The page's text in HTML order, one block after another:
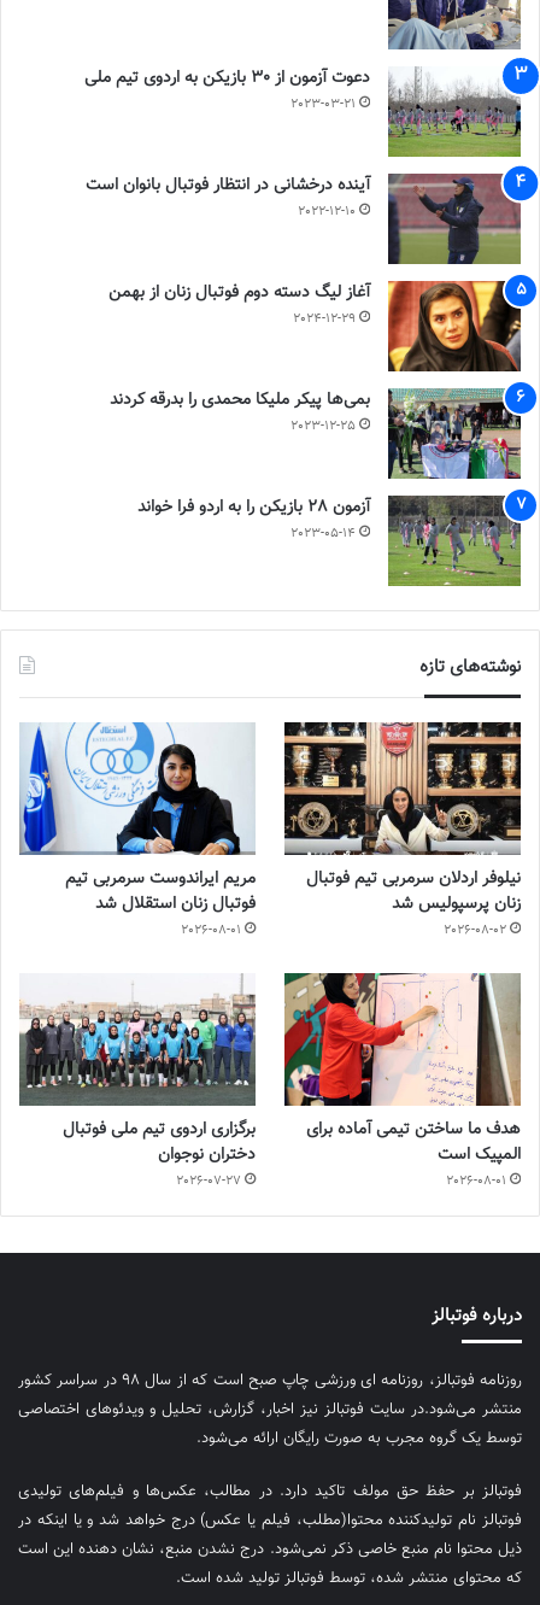
دعوت آزمون از 30 بازیکن به اردوی تیم ملی
2023-03-21
آینده درخشانی در انتظار فوتبال بانوان است
2022-12-10
آغاز لیگ دسته دوم فوتبال زنان از بهمن
2024-12-29
بمی‌ها پیکر ملیکا محمدی را بدرقه کردند
2023-12-25
آزمون 28 بازیکن را به اردو فرا خواند
2023-05-14
نوشته‌های تازه
نیلوفر اردلان سرمربی تیم فوتبال
زنان پرسپولیس شد
2026-08-02
مریم ایراندوست سرمربی تیم
فوتبال زنان استقلال شد
2026-08-01
هدف ما ساختن تیمی آماده برای
المپیک است
2026-08-01
برگزاری اردوی تیم ملی فوتبال
دختران نوجوان
2026-07-27
درباره فوتبالز
روزنامه فوتبالز، روزنامه ای ورزشی چاپ صبح است که از سال ۹۸ در سراسر کشور
منتشر می‌شود.در سایت فوتبالز نیز اخبار، گزارش، تحلیل و ویدئوهای اختصاصی
توسط یک گروه مجرب به صورت رایگان ارائه می‌شود.
فوتبالز بر حفظ حق مولف تاکید دارد. در مطالب، عکس‌ها و فیلم‌های تولیدی
فوتبالز نام تولیدکننده محتوا(مطلب، فیلم یا عکس) درج خواهد شد و یا اینکه در
ذیل محتوا نام منبع خاصی ذکر نمی‌‎شود. درج نشدن منبع، نشان دهنده این است
که محتوای منتشر شده، توسط فوتبالز تولید شده است.